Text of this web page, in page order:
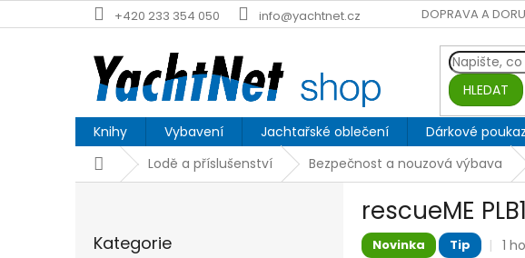
na
+420 233 354 050 info@yachtnet.cz DOPRAVA A
HLEDAT
Knihy Vybavení Jachtařské oblečení Dárkové
DomůLodě a příslušenství Bezpečnost a nouzová výbava
kategorie
Kategorie
rescueME
Novinka Tip 1